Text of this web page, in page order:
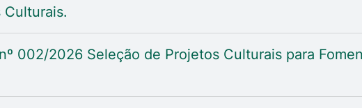
Culturais.
002/2026 Seleção de Projetos Culturais para